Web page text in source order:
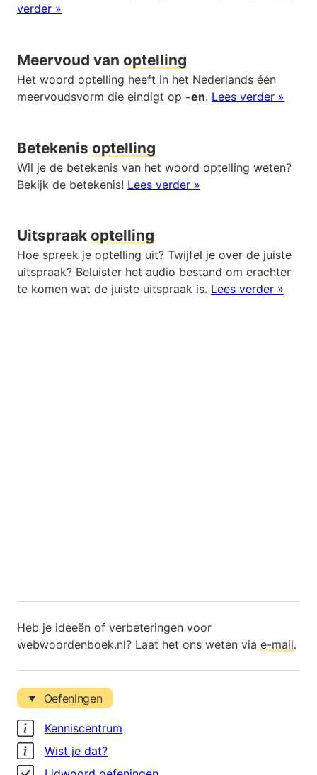
verder »
Meervoud van optelling
Het woord optelling heeft in het Nederlands één
meervoudsvorm die eindigt op -en. Lees verder »
Betekenis optelling
Wil je de betekenis van het woord optelling weten?
Bekijk de betekenis! Lees verder »
Uitspraak optelling
Hoe spreek je optelling uit? Twijfel je over de juiste
uitspraak? Beluister het audio bestand om erachter
te komen wat de juiste uitspraak is. Lees verder »
Heb je ideeën of verbeteringen voor
webwoordenboek.nl? Laat het ons weten via e-mail.
Oefeningen
Kenniscentrum
Wist je dat?